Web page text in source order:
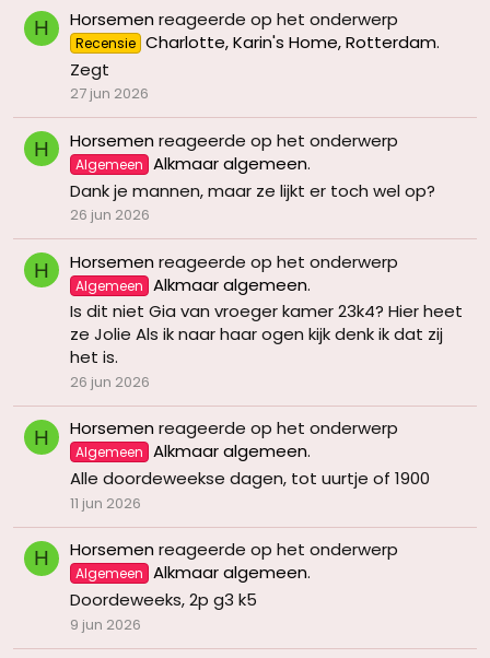
H Horsemen reageerde op het onderwerp
Recensie Charlotte, Karin's Home, Rotterdam.
Zegt
27 jun 2026
H Horsemen reageerde op het onderwerp
Algemeen Alkmaar algemeen.
Dank je mannen, maar ze lijkt er toch wel op?
26 jun 2026
H Horsemen reageerde op het onderwerp
Algemeen Alkmaar algemeen.
Is dit niet Gia van vroeger kamer 23k4? Hier heet
ze Jolie Als ik naar haar ogen kijk denk ik dat zij
het is.
26 jun 2026
H Horsemen reageerde op het onderwerp
Algemeen Alkmaar algemeen.
Alle doordeweekse dagen, tot uurtje of 1900
11 jun 2026
H Horsemen reageerde op het onderwerp
Algemeen Alkmaar algemeen.
Doordeweeks, 2p g3 k5
9 jun 2026